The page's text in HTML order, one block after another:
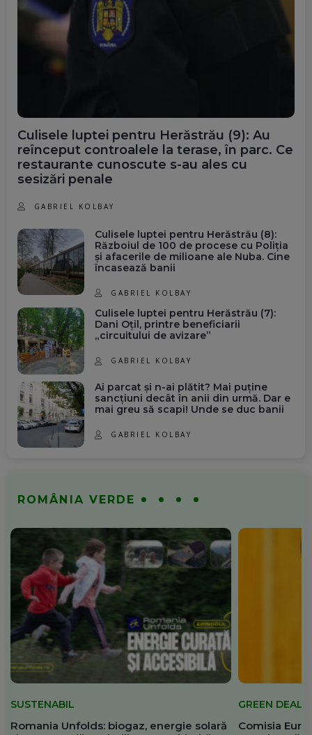
Culisele luptei pentru Herăstrău (9): Au
reînceput controalele la terase, în parc. Ce
restaurante cunoscute s-au ales cu
sesizări penale
GABRIEL KOLBAY
Culisele luptei pentru Herăstrău (8):
Războiul de 100 de procese cu Poliția
și afacerile de milioane ale Nuba. Cine
încasează banii
GABRIEL KOLBAY
Culisele luptei pentru Herăstrău (7):
Dani Oțil, printre beneficiarii
„circuitului de avizare”
GABRIEL KOLBAY
Ai parcat și n-ai plătit? Mai puține
sancțiuni decât în anii din urmă. Dar e
mai greu să scapi! Unde se duc banii
GABRIEL KOLBAY
ROMÂNIA VERDE
SUSTENABIL
Romania Unfolds: biogaz, energie solară
GREEN DEAL
Comisia